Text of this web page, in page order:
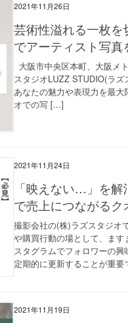
2021年11月26日
芸術性溢れる一枚
でアーティスト写真
大阪市中央区本町、大阪メ
スタジオLUZZ STUDIO(ラ
あなたの魅力や表現力を最
オでの写 […]
2021年11月24日
「映えない…」を
で売上につながる
撮影会社の(株)ラズスタジオ
や購買行動の場として、ま
スタグラムでフォロワーの
定期的に更新することが重
2021年11月19日